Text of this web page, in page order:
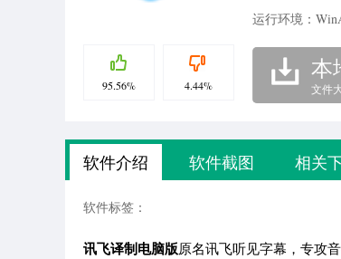
95.56% 4.44%
运行环境：
本
文件
软件介绍 软件截图 相关
软件标签：
讯飞译制电脑版原名讯飞听见字幕，专攻